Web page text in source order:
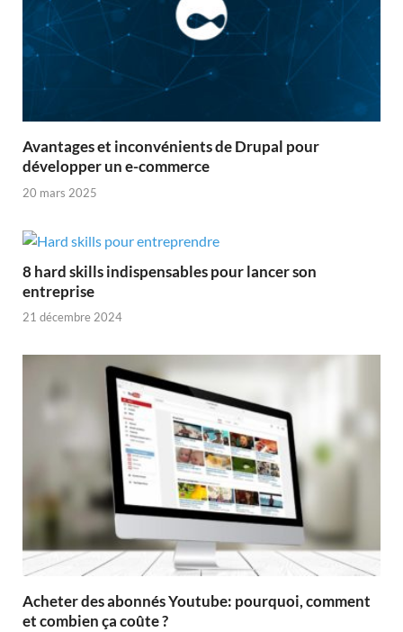
Avantages et inconvénients de Drupal pour
développer un e-commerce
20 mars 2025
8 hard skills indispensables pour lancer son
entreprise
21 décembre 2024
Acheter des abonnés Youtube: pourquoi, comment
et combien ça coûte ?